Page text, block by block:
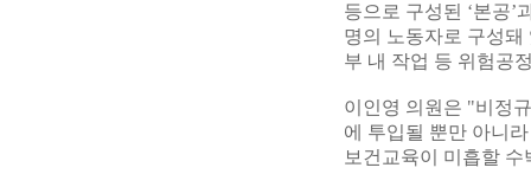
등으로 구성된 ‘본공’
명의 노동자로 구성돼
부 내 작업 등 위험공
이인영 의원은 "비정
에 투입될 뿐만 아니
보건교육이 미흡할